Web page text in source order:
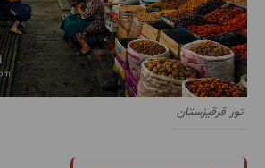
تور قرقیزستان